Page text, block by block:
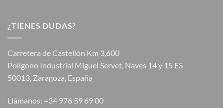
¿TIENES DUDAS?
Carretera de Castellón Km 3,600
Polígono Industrial Miguel Servet, Naves 14 y 15 ES
50013, Zaragoza, España
Llámanos: +34 976 59 69 00